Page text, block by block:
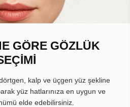
GÖRE GÖZLÜK
kalp ve üçgen yüz şekline
yüz hatlarınıza en uygun ve
elde edebilirsiniz.